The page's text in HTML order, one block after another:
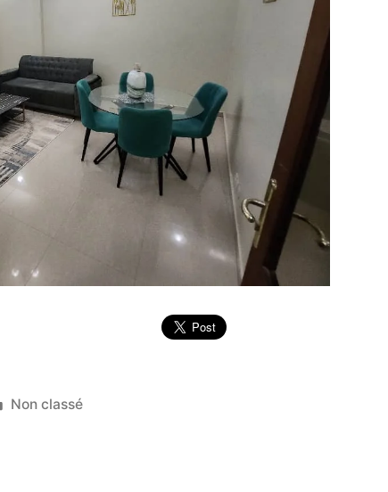
Publié
Non classé